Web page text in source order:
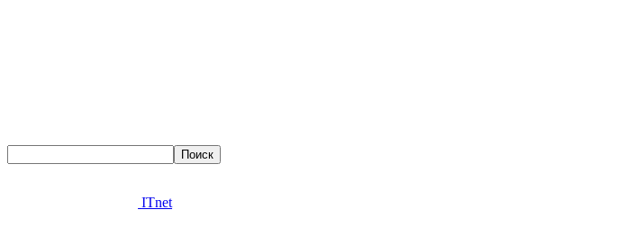
ITnet